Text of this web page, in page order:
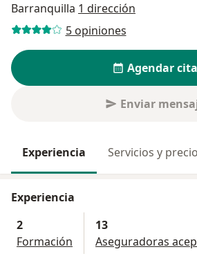
Barranquilla 1 dirección
5 opiniones
Agendar cita
Enviar
Experiencia Servicios y
Experiencia
2
Formación
13
Aseguradoras